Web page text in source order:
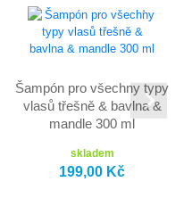
Šampón pro všechny typy
vlasů třešně & bavlna &
mandle 300 ml
skladem
199,00 Kč